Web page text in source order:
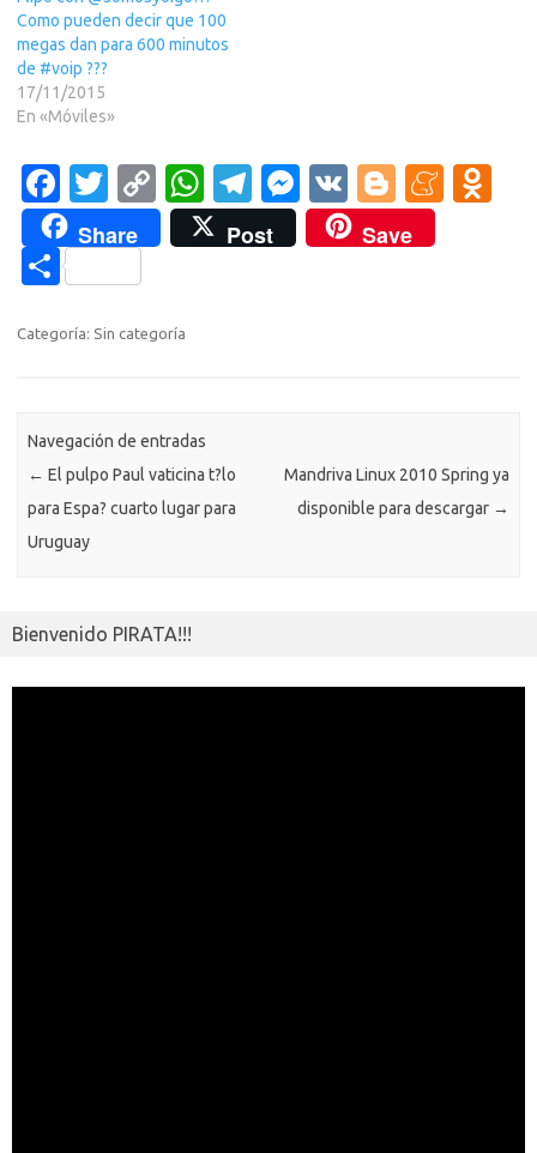
Como pueden decir que 100
megas dan para 600 minutos
de #voip ???
17/11/2015
En «Móviles»
Fa
c
e
b
o
T
w
it
te
r
C
o
p
Li
W
h
at
T
el
e
M
es
se
V
K
Bl
o
g
M
i
Share Post Save
C
m
ti
r
Categoría: Sin categoría
Navegación de entradas
← El pulpo Paul vaticina t?lo
para Espa? cuarto lugar para
Uruguay
Mandriva Linux 2010 Spring ya
disponible para descargar →
Bienvenido PIRATA!!!